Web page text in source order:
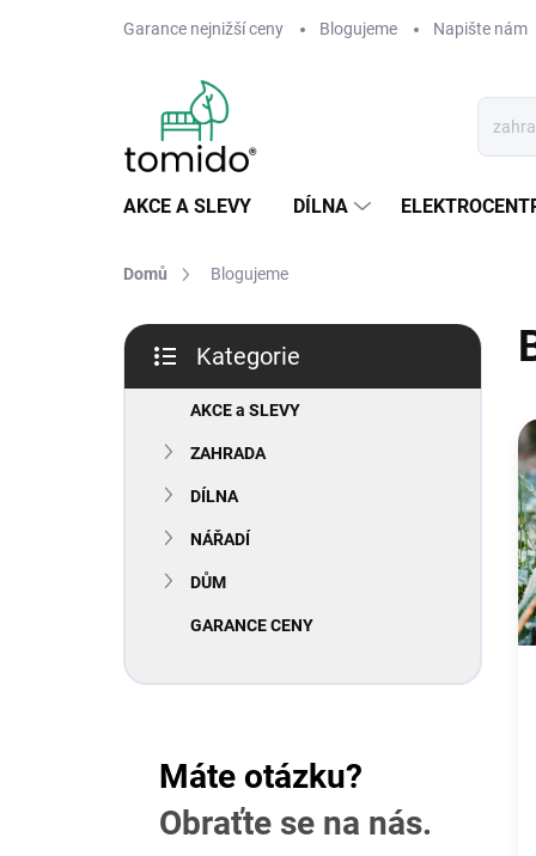
Garance nejnižší ceny Blogujeme Napište nám
AKCE A SLEVY DÍLNA
Domů Blogujeme
P
s
l
kategorie
Kategorie
AKCE a SLEVY
ZAHRADA
DÍLNA
NÁŘADÍ
DŮM
GARANCE CENY
Máte otázku?
Obraťte se na nás.
V
ý
p
i
s
č
l
á
n
k